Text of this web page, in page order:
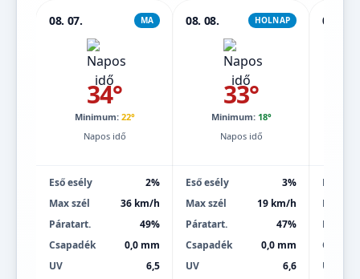
08. 07. MA
34°
Minimum: 22°
Napos idő
Eső esély
2%
Max szél
36 km/h
Páratart.
49%
Csapadék
0,0 mm
UV
6,5
08. 08. HOLNAP
33°
Minimum: 18°
Napos idő
Eső esély
3%
Max szél
19 km/h
Páratart.
47%
Csapadék
0,0 mm
UV
6,6
08. 09.
Eső
Max
UV